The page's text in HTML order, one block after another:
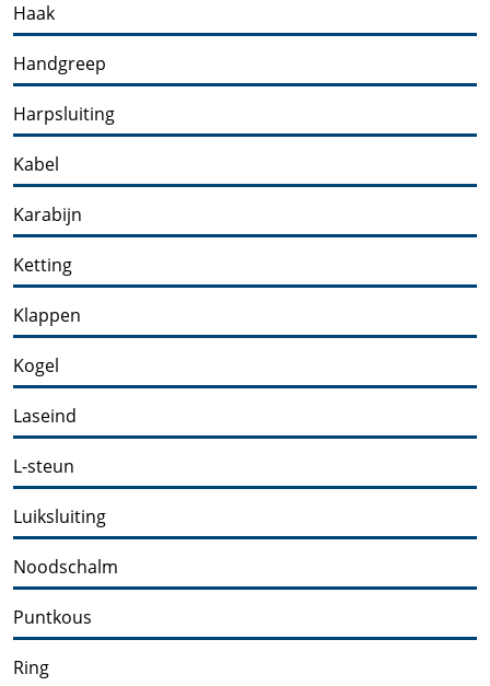
Haak
Handgreep
Harpsluiting
Kabel
Karabijn
Ketting
Klappen
Kogel
Laseind
L-steun
Luiksluiting
Noodschalm
Puntkous
Ring